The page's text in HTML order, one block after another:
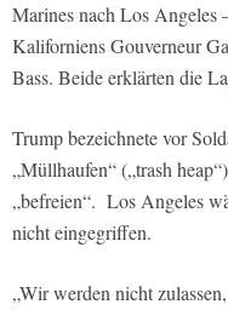
Marines nach Los Angeles
Kaliforniens Gouverneur
Bass. Beide erklärten die
Trump bezeichnete vor
„Müllhaufen“ („trash
„befreien“. Los Angeles
nicht eingegriffen.
„Wir werden nicht